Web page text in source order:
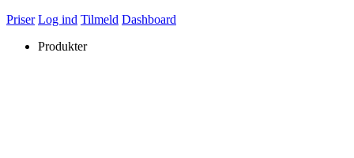
Priser Log ind Tilmeld Dashboard
Produkter